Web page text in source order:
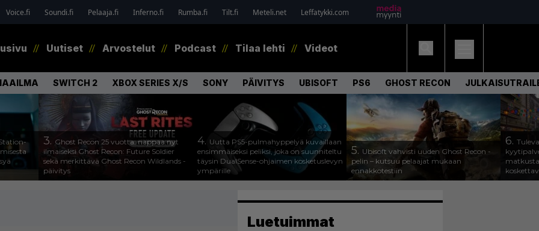
Voice.fi Soundi.fi Pelaaja.fi Inferno.fi Rumba.fi Tilt.fi Meteli.net Leffatykki.com
Uutiset Arvostelut Podcast Tilaa lehti Videot
SWITCH 2 XBOX SERIES X/S SONY PÄIVITYS UBISOFT PS6 GHOST RECON
3. Ghost Recon 25 vuotta: nappaa nyt
ilmaiseksi Ghost Recon: Future Soldier
sekä merkittävä Ghost Recon Wildlands -
päivitys
4. Uutta PS5-pulmahyppelyä kuvaillaan
ensimmäiseksi peliksi, joka on suunniteltu
täysin DualSense-ohjaimen kosketuslevyn
ympärille
5. Ubisoft vahvisti uuden Ghost Recon -
pelin – kutsuu pelaajat mukaan
ennakkotestiin
6.
Luetuimmat